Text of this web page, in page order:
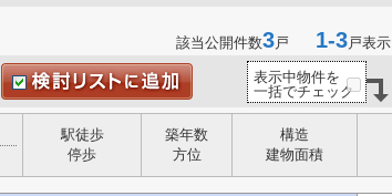
該当公開件数3戸 1-3戸表示
表示中物件を
一括でチェック
駅徒歩
停歩
築年数
方位
構造
建物面積